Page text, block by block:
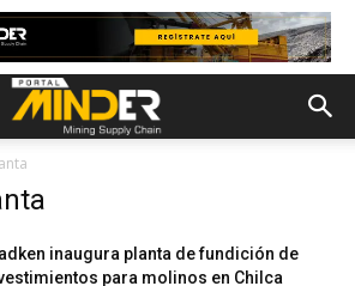
inaugura planta de fundición de
para molinos en Chilca